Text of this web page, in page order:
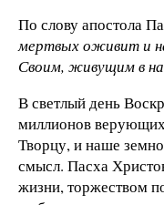
По слову апостола
мертвых оживит и
Своим, живущим в
В светлый день
миллионов
Творцу, и наше
смысл. Пасха
жизни, торжеством